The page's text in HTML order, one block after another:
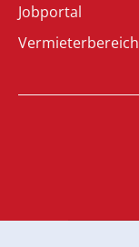
Jobportal
Vermieterbereich